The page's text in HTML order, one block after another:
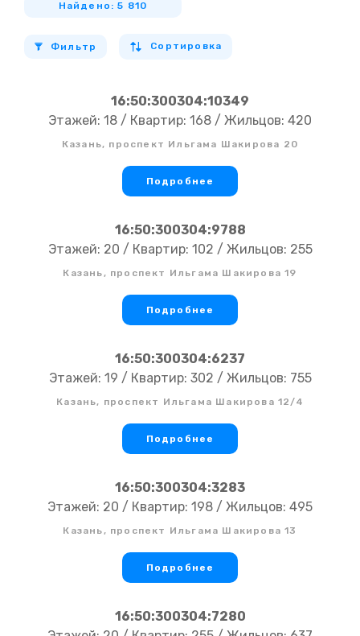
Найдено: 5 810
Фильтр Сортировка
16:50:300304:10349
Этажей: 18 / Квартир: 168 / Жильцов: 420
Казань, проспект Ильгама Шакирова 20
Подробнее
16:50:300304:9788
Этажей: 20 / Квартир: 102 / Жильцов: 255
Казань, проспект Ильгама Шакирова 19
Подробнее
16:50:300304:6237
Этажей: 19 / Квартир: 302 / Жильцов: 755
Казань, проспект Ильгама Шакирова 12/4
Подробнее
16:50:300304:3283
Этажей: 20 / Квартир: 198 / Жильцов: 495
Казань, проспект Ильгама Шакирова 13
Подробнее
16:50:300304:7280